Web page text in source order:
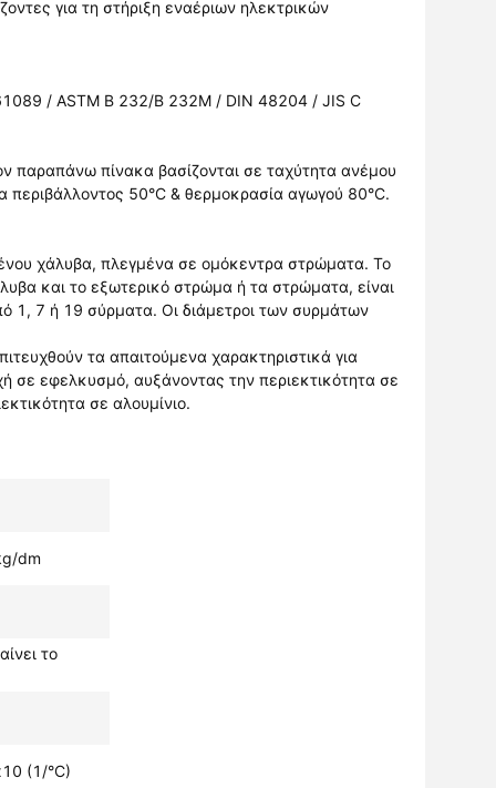
για τη στήριξη εναέριων ηλεκτρικών
/ ASTM B 232/B 232M / DIN 48204 / JIS C
παραπάνω πίνακα βασίζονται σε ταχύτητα ανέμου
50°C & θερμοκρασία αγωγού 80°C.
χάλυβα, πλεγμένα σε ομόκεντρα στρώματα. Το
και το εξωτερικό στρώμα ή τα στρώματα, είναι
1, 7 ή 19 σύρματα. Οι διάμετροι των συρμάτων
τα απαιτούμενα χαρακτηριστικά για
σε εφελκυσμό, αυξάνοντας την περιεκτικότητα σε
σε αλουμίνιο.
dm
το
(1/°C)